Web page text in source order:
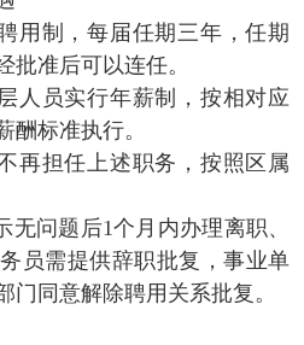
用制，每届任期三年，任期
批准后可以连任。
人员实行年薪制，按相对应
酬标准执行。
再担任上述职务，按照区属
无问题后1个月内办理离职、
员需提供辞职批复，事业单
门同意解除聘用关系批复。